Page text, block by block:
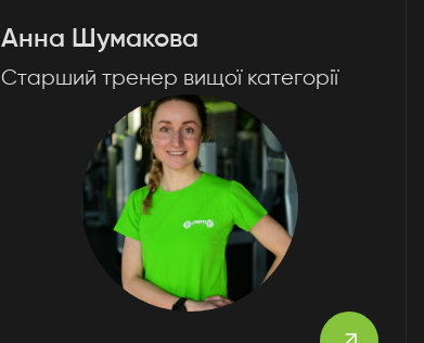
Анна Шумакова
Старший тренер вищої категорії